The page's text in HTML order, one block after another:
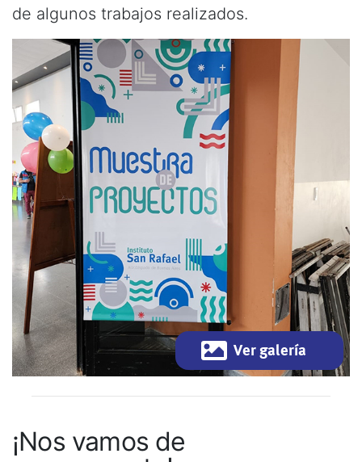
de algunos trabajos realizados.
Ver galería
¡Nos vamos de